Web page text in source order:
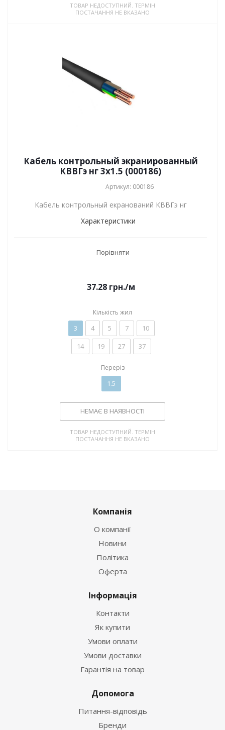
ТОВАР НЕДОСТУПНИЙ. ТЕРМІН
ПОСТАЧАННЯ НЕ ВКАЗАНО
Кабель контрольный экранированный
КВВГэ нг 3x1.5 (000186)
Артикул: 000186
Кабель контрольный екранований КВВГэ нг
Характеристики
Порівняти
37.28грн./м
Кількість жил
3 4 5 7
10
14
19 27 37
Переріз
1.5
НЕМАЄ В НАЯВНОСТІ
ТОВАР НЕДОСТУПНИЙ. ТЕРМІН
ПОСТАЧАННЯ НЕ ВКАЗАНО
Компанія
О компанії
Новини
Політика
Оферта
Інформація
Контакти
Як купити
Умови оплати
Умови доставки
Гарантія на товар
Допомога
Питання-відповідь
Бренди